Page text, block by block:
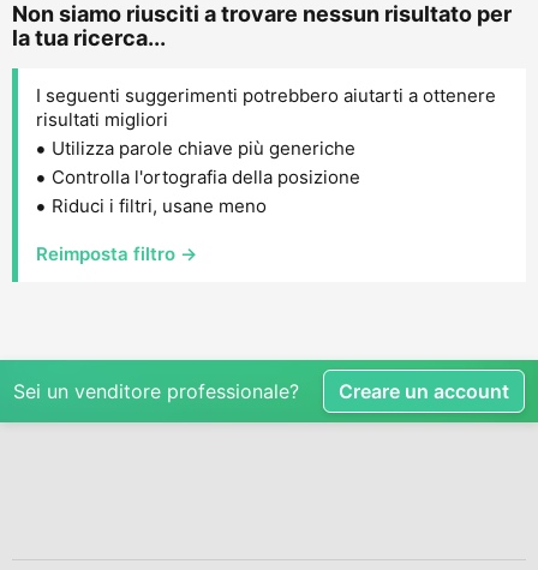
Non siamo riusciti a trovare nessun risultato per
la tua ricerca...
I seguenti suggerimenti potrebbero aiutarti a ottenere
risultati migliori
Utilizza parole chiave più generiche
Controlla l'ortografia della posizione
Riduci i filtri, usane meno
Reimposta filtro →
Sei un venditore professionale? Creare un account